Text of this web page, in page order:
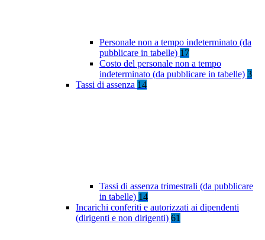
Personale non a tempo indeterminato (da
pubblicare in tabelle) 17
Costo del personale non a tempo
indeterminato (da pubblicare in tabelle) 3
Tassi di assenza 14
Tassi di assenza trimestrali (da pubblicare
in tabelle) 14
Incarichi conferiti e autorizzati ai dipendenti
(dirigenti e non dirigenti) 61